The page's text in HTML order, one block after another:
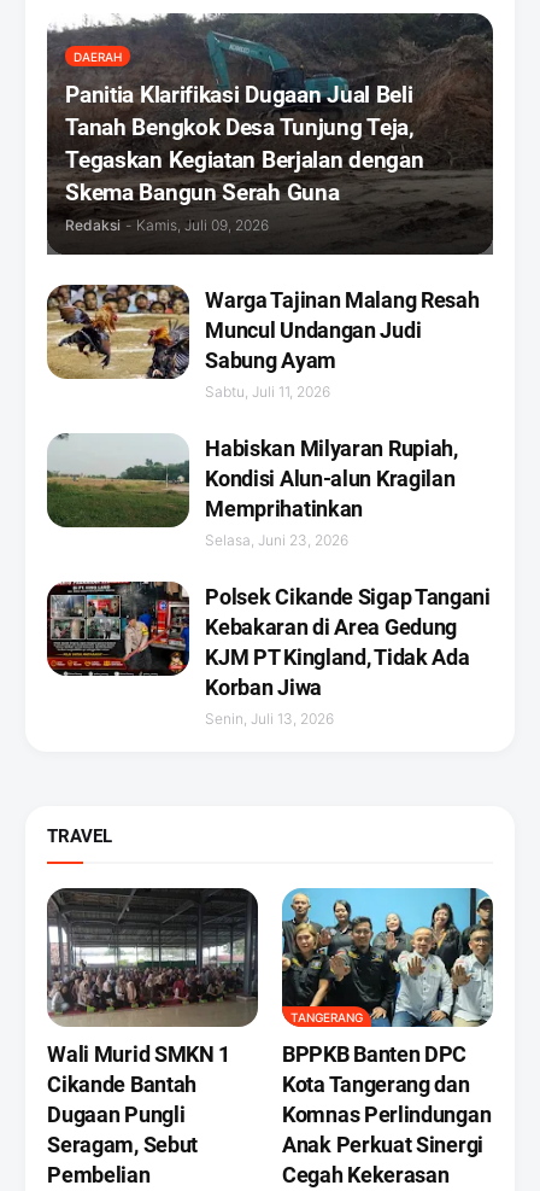
DAERAH
Panitia Klarifikasi Dugaan Jual Beli
Tanah Bengkok Desa Tunjung Teja,
Tegaskan Kegiatan Berjalan dengan
Skema Bangun Serah Guna
Redaksi - Kamis, Juli 09, 2026
Warga Tajinan Malang Resah
Muncul Undangan Judi
Sabung Ayam
Sabtu, Juli 11, 2026
Habiskan Milyaran Rupiah,
Kondisi Alun-alun Kragilan
Memprihatinkan
Selasa, Juni 23, 2026
Polsek Cikande Sigap Tangani
Kebakaran di Area Gedung
KJM PT Kingland, Tidak Ada
Korban Jiwa
Senin, Juli 13, 2026
TRAVEL
Wali Murid SMKN 1
Cikande Bantah
Dugaan Pungli
Seragam, Sebut
Pembelian
TANGERANG
BPPKB Banten DPC
Kota Tangerang dan
Komnas Perlindungan
Anak Perkuat Sinergi
Cegah Kekerasan